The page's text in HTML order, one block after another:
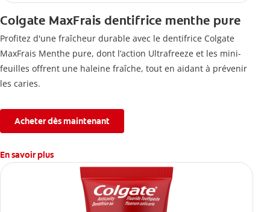
Colgate MaxFrais dentifrice menthe pure
Profitez d'une fraîcheur durable avec le dentifrice Colgate
MaxFrais Menthe pure, dont l’action Ultrafreeze et les mini-
feuilles offrent une haleine fraîche, tout en aidant à prévenir
les caries.
Acheter dès maintenant
En savoir plus